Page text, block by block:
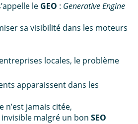
le GEO : Generative Engine
sa visibilité dans les moteurs
locales, le problème
apparaissent dans les
n’est jamais citée,
malgré un bon SEO